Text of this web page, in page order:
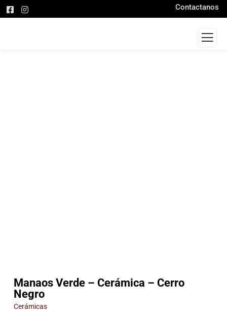
Contactanos
Manaos Verde – Cerámica – Cerro
Negro
Cerámicas